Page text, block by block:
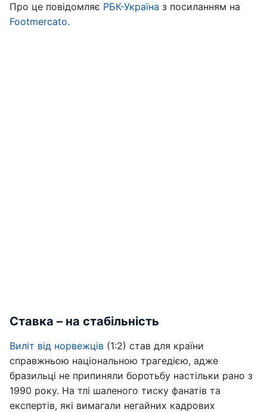
Про це повідомляє РБК-Україна з посиланням на
Footmercato.
Ставка – на стабільність
Виліт від норвежців (1:2) став для країни
справжньою національною трагедією, адже
бразильці не припиняли боротьбу настільки рано з
1990 року. На тлі шаленого тиску фанатів та
експертів, які вимагали негайних кадрових